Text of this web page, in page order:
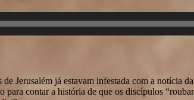
Jerusalém já estavam infestada com a notícia
contar a história de que os discípulos